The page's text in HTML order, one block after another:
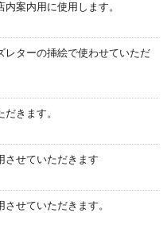
案内用に使用します。
レターの挿絵で使わせていただ
きます。
させていただきます
せていただきます。